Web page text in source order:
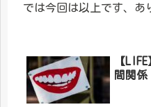
では今回は以上です、あ
【
間関係